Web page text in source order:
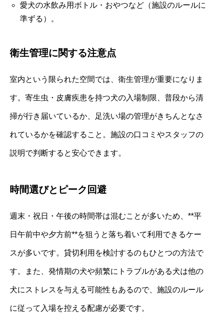
愛犬の水飲み用ボトル・おやつなど（施設のルールに
準ずる）。
衛生管理に関する注意点
室内という限られた空間では、衛生管理が重要になりま
す。寄生虫・皮膚疾患を持つ犬の入場制限、普段から清
掃が行き届いているか、足洗い場の管理がきちんとなさ
れているかを確認すること。施設の口コミやスタッフの
説明で判断すると安心できます。
時間選びとピーク回避
週末・祝日・午後の時間帯は混むことが多いため、**平
日午前中や夕方前**を狙うと落ち着いて利用できるケー
スが多いです。貸切利用を検討するのもひとつの方法で
す。また、発情期の犬や頻繁にトラブルがある犬は他の
犬にストレスを与える可能性もあるので、施設のルール
に従って入場を控える配慮が必要です。